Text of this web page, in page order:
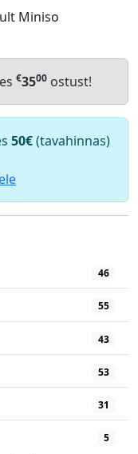
Miniso
€3500 ostust!
50€(tavahinnas)
46
55
43
53
31
5